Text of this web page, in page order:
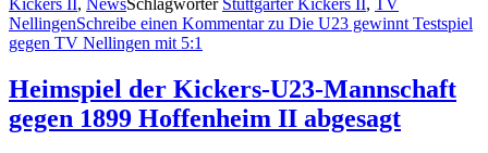
Kickers II, NewsSchlagwörter Stuttgarter Kickers II, TV
NellingenSchreibe einen Kommentarzu Die U23 gewinnt Testspiel
gegen TV Nellingen mit 5:1
Heimspiel der Kickers-U23-Mannschaft
gegen 1899 Hoffenheim II abgesagt